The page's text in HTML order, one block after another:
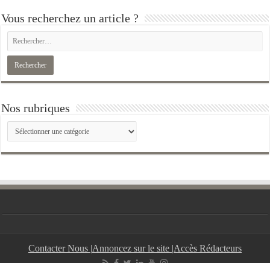
Vous recherchez un article ?
Nos rubriques
Nos
rubriques
Contacter Nous |Annoncez sur le site |Accès Rédacteurs